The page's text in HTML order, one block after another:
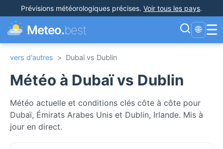
Prévisions météorologiques précises. Voir tous les pays.
Meteo.best 🌐 ☰
vers d'autres > Dubaï vs Dublin
Météo à Dubaï vs Dublin
Météo actuelle et conditions clés côte à côte pour
Dubaï, Émirats Arabes Unis et Dublin, Irlande. Mis à
jour en direct.